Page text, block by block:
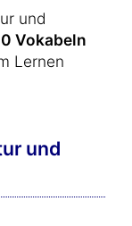
und
Vokabeln
Lernen
und